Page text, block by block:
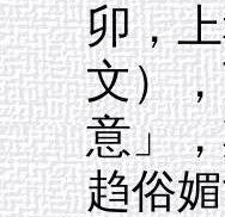
卯，
文）
意」
趋俗